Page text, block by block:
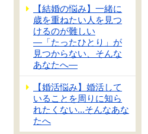
【結婚の悩み】一緒に
歳を重ねたい人を見つ
けるのが難しい
―「たったひとり」が
見つからない、そんな
あなたへ―
【婚活悩み】婚活して
いることを周りに知ら
れたくない...そんなあな
たへ